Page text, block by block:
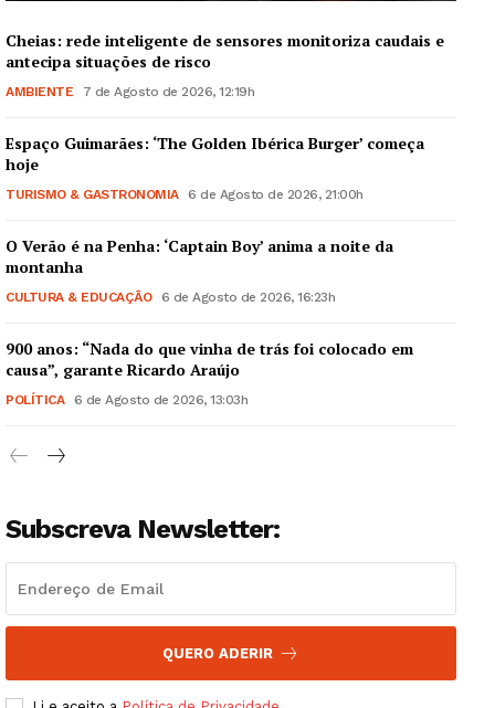
Guimarães, agora!
Institucional
Artigos
Edição Digital
Grande Entrevista
Cheias: rede inteligente de sensores monitoriza caudais e
antecipa situações de risco
AMBIENTE 7 de Agosto de 2026, 12:19h
Espaço Guimarães: ‘The Golden Ibérica Burger’ começa
hoje
TURISMO & GASTRONOMIA 6 de Agosto de 2026, 21:00h
O Verão é na Penha: ‘Captain Boy’ anima a noite da
montanha
CULTURA & EDUCAÇÃO 6 de Agosto de 2026, 16:23h
900 anos: “Nada do que vinha de trás foi colocado em
causa”, garante Ricardo Araújo
POLÍTICA 6 de Agosto de 2026, 13:03h
Subscreva Newsletter:
QUERO ADERIR